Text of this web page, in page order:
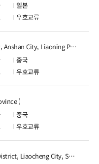
일본
우호교류
중국
랴오닝성 안산시 첸산구( Qianshan District, Anshan City, Liaoning Province )
우호교류
중국
)
우호교류
산둥성 랴오청시 둥창푸구( Dongchangfu District, Liaocheng City, Shandong Province )